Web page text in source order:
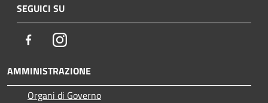
SEGUICI SU
FacebookInstagram
AMMINISTRAZIONE
Organi di Governo